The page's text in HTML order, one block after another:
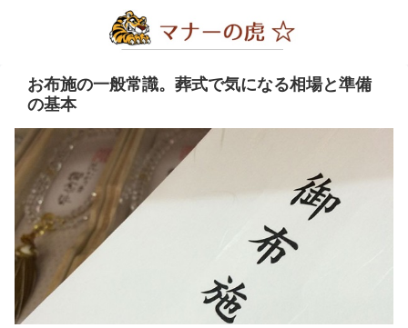
お布施の一般常識。葬式で気になる相場と準備
の基本